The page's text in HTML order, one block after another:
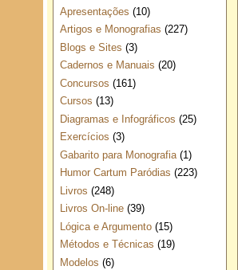
Apresentações (10)
Artigos e Monografias (227)
Blogs e Sites (3)
Cadernos e Manuais (20)
Concursos (161)
Cursos (13)
Diagramas e Infográficos (25)
Exercícios (3)
Gabarito para Monografia (1)
Humor Cartum Paródias (223)
Livros (248)
Livros On-line (39)
Lógica e Argumento (15)
Métodos e Técnicas (19)
Modelos (6)